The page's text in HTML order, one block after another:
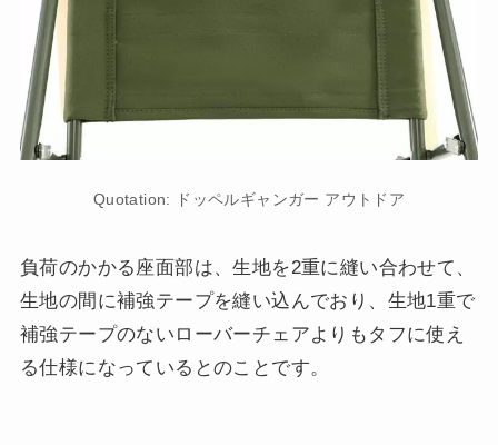
Quotation: ドッペルギャンガー アウトドア
負荷のかかる座面部は、生地を2重に縫い合わせて、
生地の間に補強テープを縫い込んでおり、生地1重で
補強テープのないローバーチェアよりもタフに使え
る仕様になっているとのことです。